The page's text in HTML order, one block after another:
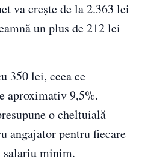
va crește de la 2.363 lei
un plus de 212 lei
350 lei, ceea ce
aproximativ 9,5%.
o cheltuială
angajator pentru fiecare
salariu minim.